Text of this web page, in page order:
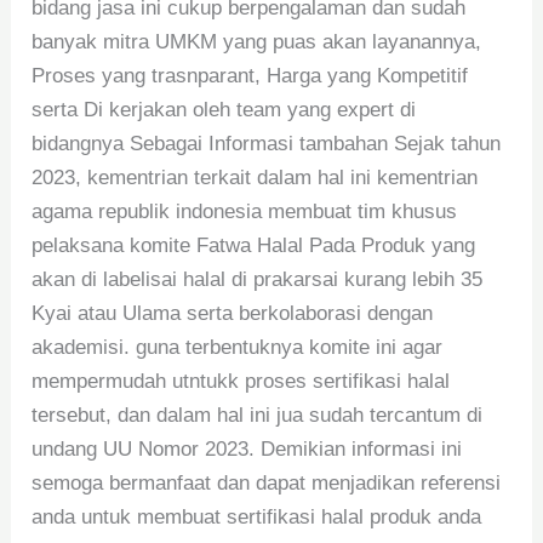
bidang jasa ini cukup berpengalaman dan sudah
banyak mitra UMKM yang puas akan layanannya,
Proses yang trasnparant, Harga yang Kompetitif
serta Di kerjakan oleh team yang expert di
bidangnya Sebagai Informasi tambahan Sejak tahun
2023, kementrian terkait dalam hal ini kementrian
agama republik indonesia membuat tim khusus
pelaksana komite Fatwa Halal Pada Produk yang
akan di labelisai halal di prakarsai kurang lebih 35
Kyai atau Ulama serta berkolaborasi dengan
akademisi. guna terbentuknya komite ini agar
mempermudah utntukk proses sertifikasi halal
tersebut, dan dalam hal ini jua sudah tercantum di
undang UU Nomor 2023. Demikian informasi ini
semoga bermanfaat dan dapat menjadikan referensi
anda untuk membuat sertifikasi halal produk anda